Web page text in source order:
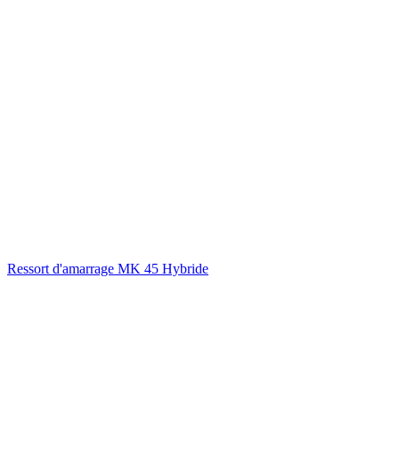
Ressort d'amarrage MK 45 Hybride